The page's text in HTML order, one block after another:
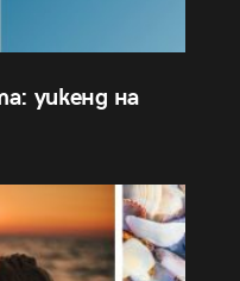
уикенд на